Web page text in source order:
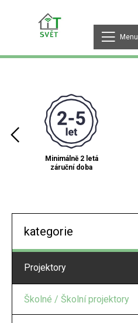
Menu
Minimálně 2 letá
záruční doba
kategorie
Projektory
Školné / Školní projektory